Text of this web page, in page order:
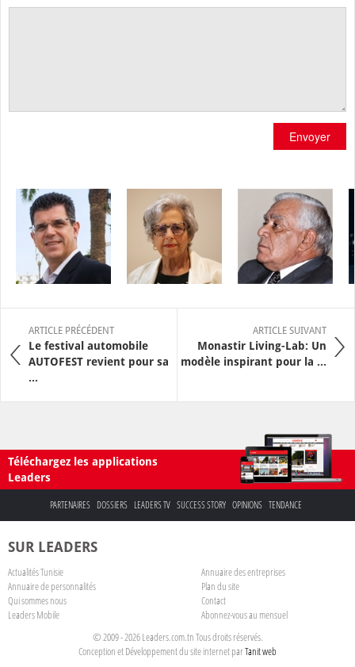
Envoyer
ARTICLE PRÉCÉDENT
Le festival automobile
AUTOFEST revient pour sa
...
ARTICLE SUIVANT
Monastir Living-Lab: Un
modèle inspirant pour la ...
Téléchargez les applications
Leaders
PARTENAIRES DOSSIERS LEADERS TV SUCCESS STORY OPINIONS TENDANCE
SUR LEADERS
Actualités Tunisie
Annuaire des entreprises
Annuaire de personnalités
Plan du site
Qui sommes nous
Contact
Leaders Mobile
Abonnez-vous au mensuel
© 2009 - 2026 Leaders.com.tn Tous droits réservés.
Conception et Développement du site internet parTanit web